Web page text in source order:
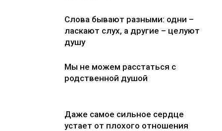
Слова бывают разными: одни –
ласкают слух, а другие – целуют
душу
Мы не можем расстаться с
родственной душой
Даже самое сильное сердце
устает от плохого отношения